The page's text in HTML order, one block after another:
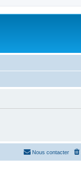
Nous contacter